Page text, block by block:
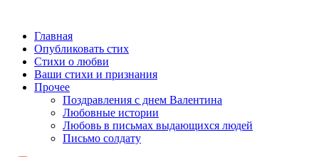
Главная
Опубликовать стих
Стихи о любви
Ваши стихи и признания
Прочее
Поздравления с днем Валентина
Любовные истории
Любовь в письмах выдающихся людей
Письмо солдату